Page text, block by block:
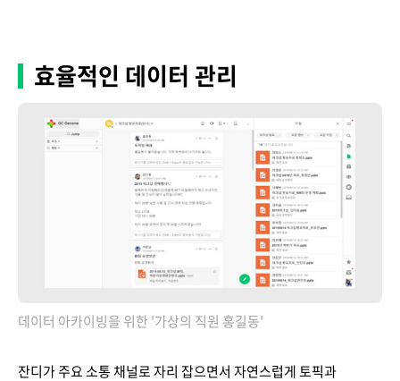
효율적인 데이터 관리
데이터 아카이빙을 위한 '가상의 직원 홍길동'
잔디가 주요 소통 채널로 자리 잡으면서 자연스럽게 토픽과